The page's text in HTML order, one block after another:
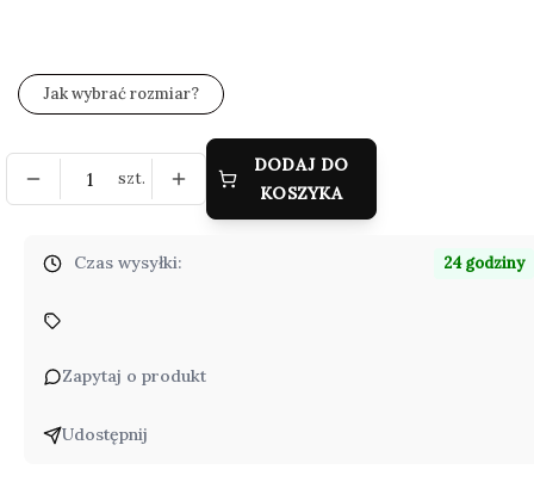
Jak wybrać rozmiar?
szt.
DODAJ DO
KOSZYKA
Czas wysyłki: 24 godziny
Zapytaj o produkt
Udostępnij